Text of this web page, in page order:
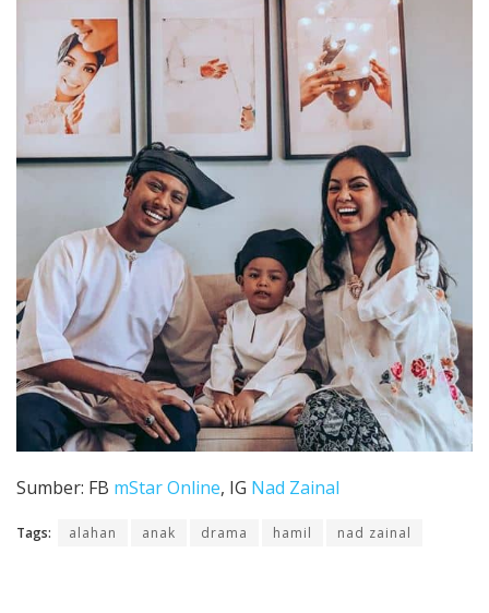
Sumber: FB mStar Online, IG Nad Zainal
Tags: alahan anak drama hamil nad zainal